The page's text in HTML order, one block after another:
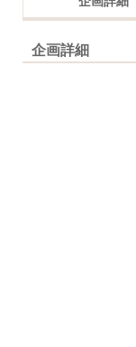
企画詳細